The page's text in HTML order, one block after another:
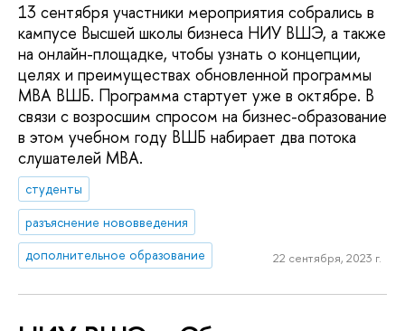
13 сентября участники мероприятия собрались в
кампусе Высшей школы бизнеса НИУ ВШЭ, а также
на онлайн-площадке, чтобы узнать о концепции,
целях и преимуществах обновленной программы
MBA ВШБ. Программа стартует уже в октябре. В
связи с возросшим спросом на бизнес-образование
в этом учебном году ВШБ набирает два потока
слушателей МВА.
студенты
разъяснение нововведения
дополнительное образование
22 сентября, 2023 г.